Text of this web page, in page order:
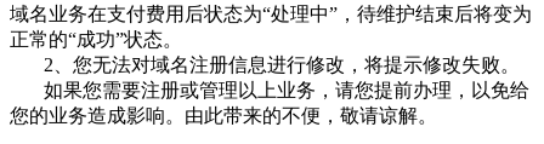
域名业务在支付费用后状态为“处理中”，待维护结束后将变为
正常的“成功”状态。
2、您无法对域名注册信息进行修改，将提示修改失败。
如果您需要注册或管理以上业务，请您提前办理，以免给
您的业务造成影响。由此带来的不便，敬请谅解。